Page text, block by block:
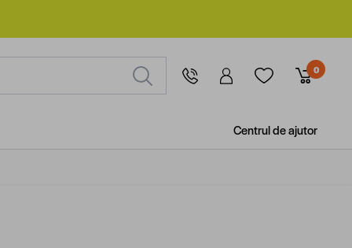
0
Centrul de ajutor